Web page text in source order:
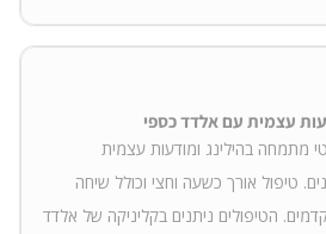
עצמית עם אלדד כספי
מתמחה בהילינג ומודעות עצמית
מטפל כ 20 שנים. טיפול אורך כשעה וחצי וכולל שיחה
הטיפולים ניתנים בקליניקה של אלדד